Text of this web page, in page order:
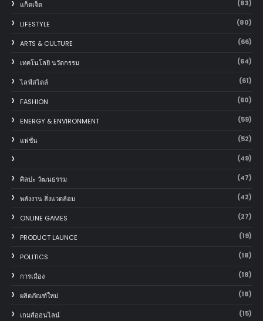
แก็ตเจ็ต (83)
LIFESTYLE (80)
ARTS & CULTURE (66)
เทคโนโลยี นวัตกรรม (64)
ไลฟ์สไตล์ (61)
FASHION (60)
ENERGY & ENVIRONMENT (59)
แฟชั่น (52)
(49)
ศิลปะ วัฒนธรรม (47)
พลังงาน สิ่งแวดล้อม (42)
ONLINE GAMES (27)
PRODUCT LAUNCE (19)
POLITICS (18)
การเมือง (18)
ผลิตภัณฑ์ใหม่ (18)
เกมส์ออนไลน์ (15)